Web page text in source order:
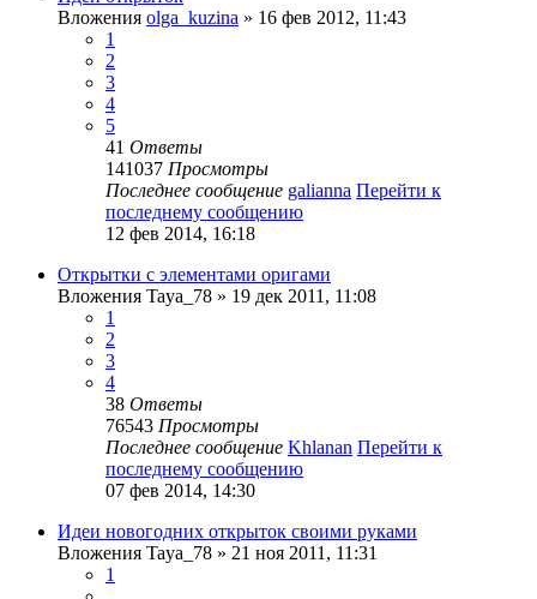
Вложения olga_kuzina » 16 фев 2012, 11:43
1
2
3
4
5
41 Ответы
141037 Просмотры
Последнее сообщение galianna Перейти к
последнему сообщению
12 фев 2014, 16:18
Открытки с элементами оригами
Вложения Taya_78 » 19 дек 2011, 11:08
1
2
3
4
38 Ответы
76543 Просмотры
Последнее сообщение Khlanan Перейти к
последнему сообщению
07 фев 2014, 14:30
Идеи новогодних открыток своими руками
Вложения Taya_78 » 21 ноя 2011, 11:31
1